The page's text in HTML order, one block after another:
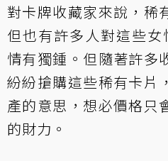
對卡牌收藏家來說，稀
但也有許多人對這些
情有獨鍾。但隨著許多
紛紛搶購這些稀有卡片
產的意思，想必價格只
的財力。